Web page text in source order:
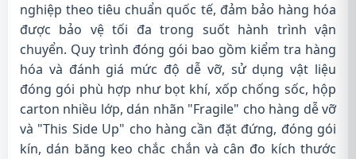
nghiệp theo tiêu chuẩn quốc tế, đảm bảo hàng hóa
được bảo vệ tối đa trong suốt hành trình vận
chuyển. Quy trình đóng gói bao gồm kiểm tra hàng
hóa và đánh giá mức độ dễ vỡ, sử dụng vật liệu
đóng gói phù hợp như bọt khí, xốp chống sốc, hộp
carton nhiều lớp, dán nhãn "Fragile" cho hàng dễ vỡ
và "This Side Up" cho hàng cần đặt đứng, đóng gói
kín, dán băng keo chắc chắn và cân đo kích thước